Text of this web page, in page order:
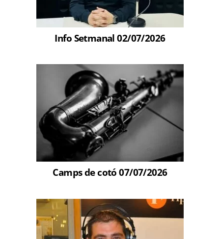
Info Setmanal 02/07/2026
Camps de cotó 07/07/2026